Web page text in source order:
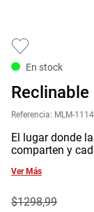
En stock
Reclinable
Referencia: MLM-
El lugar donde
comparten y
Ver Más
$1298,99
.
zapatera
7.
cama
8.
havana
10. sofa